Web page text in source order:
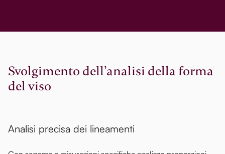
Svolgimento dell’analisi della forma
del viso
Analisi precisa dei lineamenti